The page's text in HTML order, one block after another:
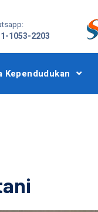
1053-2203
Kependudukan